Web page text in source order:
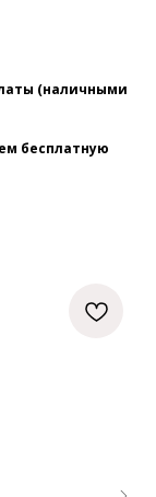
(наличными
бесплатную